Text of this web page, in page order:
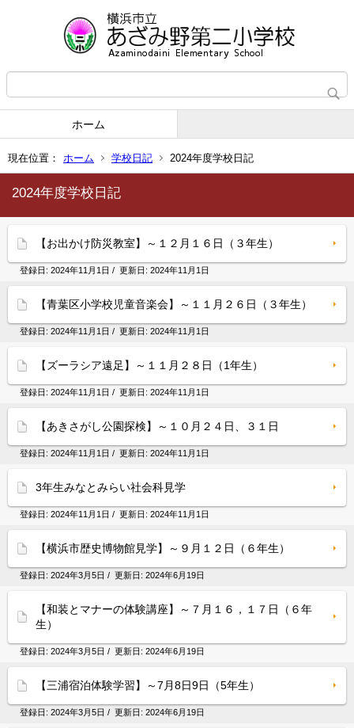
ホーム
現在位置： ホーム 学校日記 2024年度学校日記
2024年度学校日記
【お出かけ防災教室】～１２月１６日（３年生）
登録日: 2024年11月1日 / 更新日: 2024年11月1日
【青葉区小学校児童音楽会】～１１月２６日（３年生）
登録日: 2024年11月1日 / 更新日: 2024年11月1日
【ズーラシア遠足】～１１月２８日（1年生）
登録日: 2024年11月1日 / 更新日: 2024年11月1日
【あきさがし公園探検】～１０月２４日、３１日
登録日: 2024年11月1日 / 更新日: 2024年11月1日
3年生みなとみらい社会科見学
登録日: 2024年11月1日 / 更新日: 2024年11月1日
【横浜市歴史博物館見学】～９月１２日（６年生）
登録日: 2024年3月5日 / 更新日: 2024年6月19日
【和装とマナーの体験講座】～７月１６，１７日（６年
生）
登録日: 2024年3月5日 / 更新日: 2024年6月19日
【三浦宿泊体験学習】～7月8日9日（5年生）
登録日: 2024年3月5日 / 更新日: 2024年6月19日